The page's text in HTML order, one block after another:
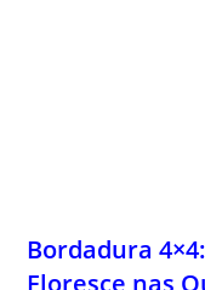
Borda flores quatro esta,
jardim colorido e